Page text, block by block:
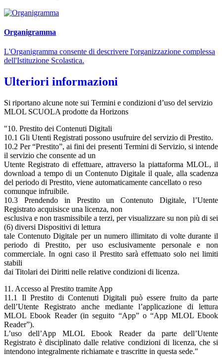
Organigramma
L'Organigramma consente di descrivere l'organizzazione complessa
dell'Istituzione Scolastica.
Ulteriori informazioni
Si riportano alcune note sui Termini e condizioni d’uso del servizio
MLOL SCUOLA prodotte da Horizons
"10. Prestito dei Contenuti Digitali
10.1 Gli Utenti Registrati possono usufruire del servizio di Prestito.
10.2 Per “Prestito”, ai fini dei presenti Termini di Servizio, si intende
il servizio che consente ad un
Utente Registrato di effettuare, attraverso la piattaforma MLOL, il
download a tempo di un Contenuto Digitale il quale, alla scadenza
del periodo di Prestito, viene automaticamente cancellato o reso
comunque infruibile.
10.3 Prendendo in Prestito un Contenuto Digitale, l’Utente
Registrato acquisisce una licenza, non
esclusiva e non trasmissibile a terzi, per visualizzare su non più di sei
(6) diversi Dispositivi di lettura
tale Contenuto Digitale per un numero illimitato di volte durante il
periodo di Prestito, per uso esclusivamente personale e non
commerciale. In ogni caso il Prestito sarà effettuato solo nei limiti
stabili
dai Titolari dei Diritti nelle relative condizioni di licenza.
11. Accesso al Prestito tramite App
11.1 Il Prestito di Contenuti Digitali può essere fruito da parte
dell’Utente Registrato anche mediante l’applicazione di lettura
MLOL Ebook Reader (in seguito “App” o “App MLOL Ebook
Reader”).
L’uso dell’App MLOL Ebook Reader da parte dell’Utente
Registrato è disciplinato dalle relative condizioni di licenza, che si
intendono integralmente richiamate e trascritte in questa sede."